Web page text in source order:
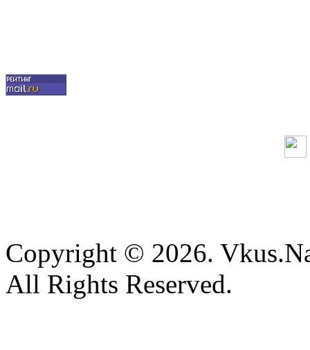
Copyright © 2026.
All Rights Reserved.